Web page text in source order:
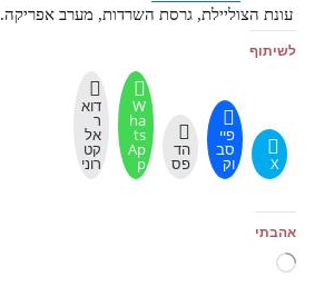
עונת הצוליילת, גרסת השרדות, מערב אפריקה.
לשיתוף
X
פיי
סב
וק
הד
פס
W
ha
ts
Ap
p
דוא
ר
אל
קט
רוני
אהבתי
טוען...